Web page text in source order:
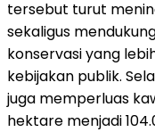
tersebut turut
sekaligus
konservasi yang
kebijakan publik.
juga memperluas
hektare menjadi